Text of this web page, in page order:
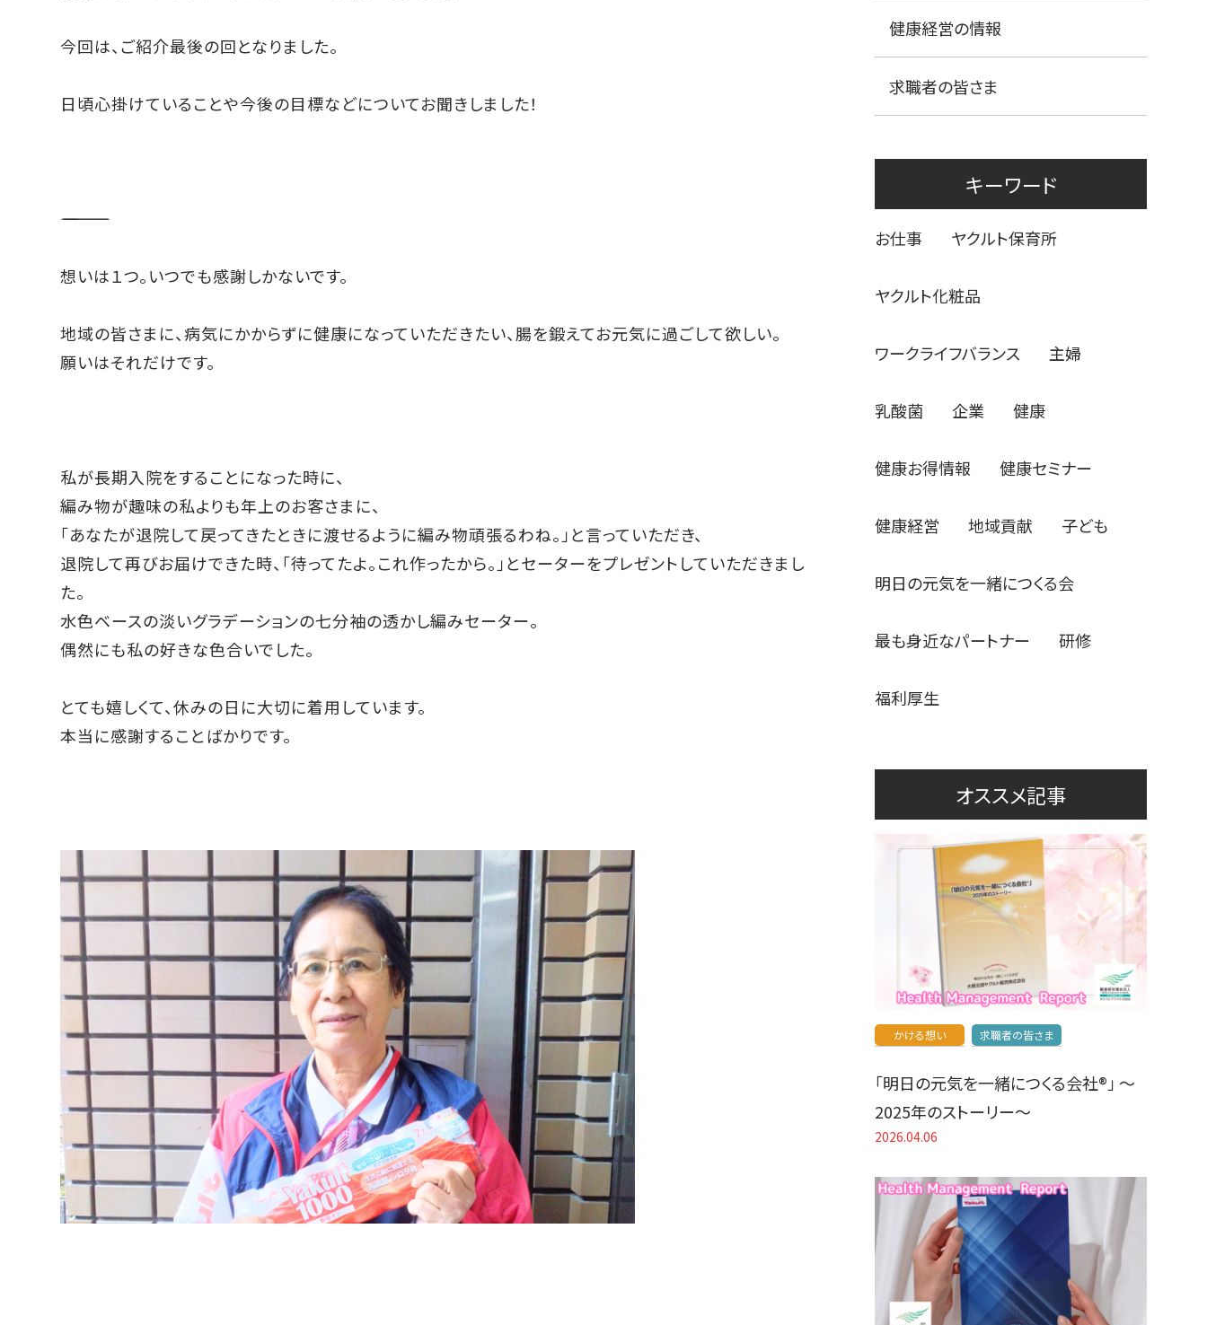
今回は、ご紹介最後の回となりました。
日頃心掛けていることや今後の目標などについてお聞きしました！
――――――――――
想いは１つ。いつでも感謝しかないです。
地域の皆さまに、病気にかからずに健康になっていただきたい、腸を鍛えてお元気に過ごして欲しい。
願いはそれだけです。
私が長期入院をすることになった時に、
編み物が趣味の私よりも年上のお客さまに、
「あなたが退院して戻ってきたときに渡せるように編み物頑張るわね。」と言っていただき、
退院して再びお届けできた時、「待ってたよ。これ作ったから。」とセーターをプレゼントしていただきまし
た。
水色ベースの淡いグラデーションの七分袖の透かし編みセーター。
偶然にも私の好きな色合いでした。
とても嬉しくて、休みの日に大切に着用しています。
本当に感謝することばかりです。
健康経営の情報
求職者の皆さま
キーワード
お仕事 ヤクルト保育所
ヤクルト化粧品
ワークライフバランス 主婦
乳酸菌 企業 健康
健康お得情報 健康セミナー
健康経営 地域貢献 子ども
明日の元気を一緒につくる会
最も身近なパートナー 研修
福利厚生
オススメ記事
かける想い 求職者の皆さま
「明日の元気を一緒につくる会社®」 〜
2025年のストーリー〜
2026.04.06